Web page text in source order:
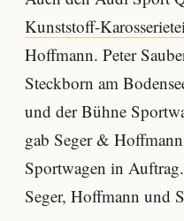
Kunststoff-
Hoffmann. Peter
Steckborn am
und der Bühne
gab Seger &
Sportwagen in
Seger, Hoffmann und